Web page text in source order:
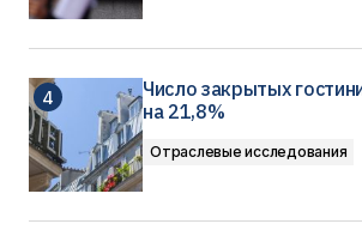
Число закрытых
на 21,8%
Отраслевые исследования